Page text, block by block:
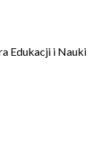
Edukacji i Nauki